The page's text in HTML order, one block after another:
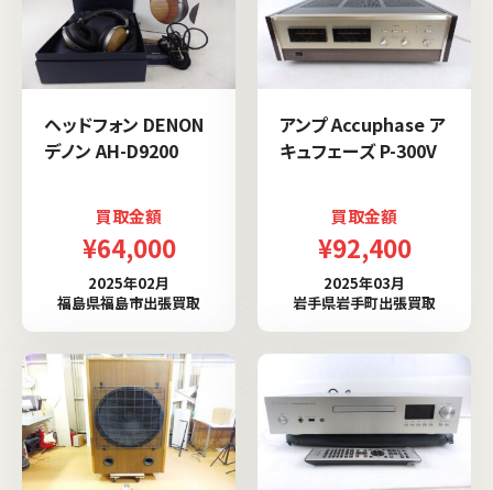
ヘッドフォン DENON
デノン AH-D9200
買取金額
¥64,000
2025年02月
福島県福島市出張買取
アンプ Accuphase ア
キュフェーズ P-300V
買取金額
¥92,400
2025年03月
岩手県岩手町出張買取